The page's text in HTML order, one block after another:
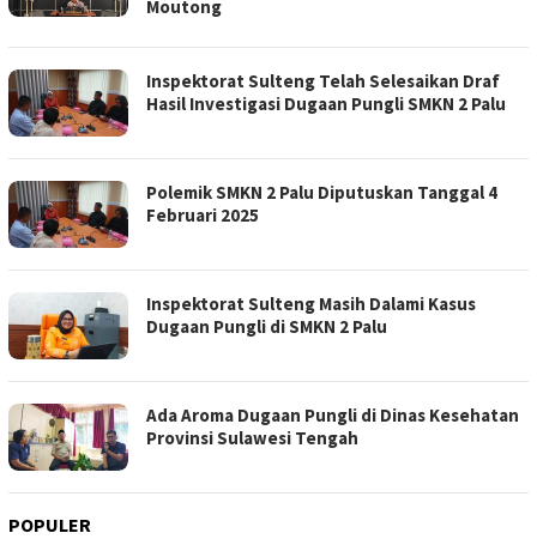
Moutong
Inspektorat Sulteng Telah Selesaikan Draf
Hasil Investigasi Dugaan Pungli SMKN 2 Palu
Polemik SMKN 2 Palu Diputuskan Tanggal 4
Februari 2025
Inspektorat Sulteng Masih Dalami Kasus
Dugaan Pungli di SMKN 2 Palu
Ada Aroma Dugaan Pungli di Dinas Kesehatan
Provinsi Sulawesi Tengah
POPULER